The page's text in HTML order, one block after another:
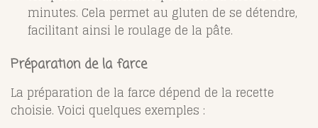
minutes. Cela permet au gluten de se détendre,
facilitant ainsi le roulage de la pâte.
Préparation de la farce
La préparation de la farce dépend de la recette
choisie. Voici quelques exemples :